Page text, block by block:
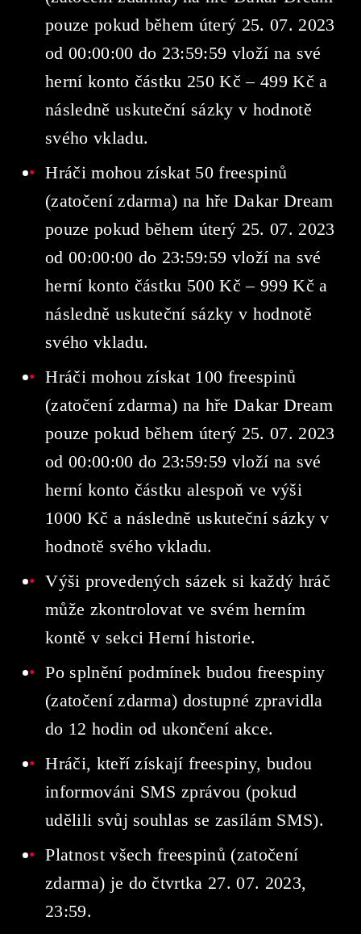
pouze pokud během úterý 25. 07. 2023
od 00:00:00 do 23:59:59 vloží na své
herní konto částku 250 Kč – 499 Kč a
následně uskuteční sázky v hodnotě
svého vkladu.
Hráči mohou získat 50 freespinů
(zatočení zdarma) na hře Dakar Dream
pouze pokud během úterý 25. 07. 2023
od 00:00:00 do 23:59:59 vloží na své
herní konto částku 500 Kč – 999 Kč a
následně uskuteční sázky v hodnotě
svého vkladu.
Hráči mohou získat 100 freespinů
(zatočení zdarma) na hře Dakar Dream
pouze pokud během úterý 25. 07. 2023
od 00:00:00 do 23:59:59 vloží na své
herní konto částku alespoň ve výši
1000 Kč a následně uskuteční sázky v
hodnotě svého vkladu.
Výši provedených sázek si každý hráč
může zkontrolovat ve svém herním
kontě v sekci Herní historie.
Po splnění podmínek budou freespiny
(zatočení zdarma) dostupné zpravidla
do 12 hodin od ukončení akce.
Hráči, kteří získají freespiny, budou
informováni SMS zprávou (pokud
udělili svůj souhlas se zasílám SMS).
Platnost všech freespinů (zatočení
zdarma) je do čtvrtka 27. 07. 2023,
23:59.